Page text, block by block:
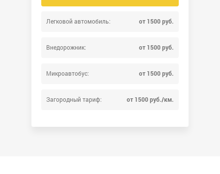
Легковой автомобиль: от 1500 руб.
Внедорожник: от 1500 руб.
Микроавтобус: от 1500 руб.
Загородный тариф: от 1500 руб./км.